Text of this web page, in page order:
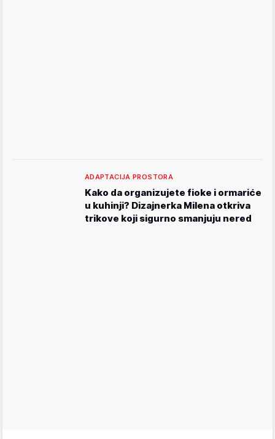
ADAPTACIJA PROSTORA
Kako da organizujete fioke i ormariće
u kuhinji? Dizajnerka Milena otkriva
trikove koji sigurno smanjuju nered